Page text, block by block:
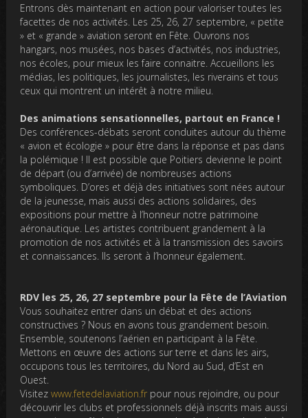
Entrons dès maintenant en action pour valoriser toutes les
facettes de nos activités. Les 25, 26, 27 septembre, « petite
» et « grande » aviation seront en Fête. Ouvrons nos
hangars, nos musées, nos bases d’activités, nos industries,
nos écoles, pour mieux les faire connaitre. Accueillons les
médias, les politiques, les journalistes, les riverains et tous
ceux qui montrent un intérêt à notre milieu.
Des animations sensationnelles, partout en France !
Des conférences-débats seront conduites autour du thème
« avion et écologie » pour être dans la réponse et pas dans
la polémique ! Il est possible que Poitiers devienne le point
de départ (ou d’arrivée) de nombreuses actions
symboliques. D’ores et déjà des initiatives sont nées autour
de la jeunesse, mais aussi des actions solidaires, des
expositions pour mettre à l’honneur notre patrimoine
aéronautique. Les artistes contribuent grandement à la
promotion de nos activités et à la transmission des savoirs
et connaissances. Ils seront à l’honneur également.
RDV les 25, 26, 27 septembre pour la Fête de l’Aviation
Vous souhaitez entrer dans un débat et des actions
constructives ? Nous en avons tous grandement besoin.
Ensemble, soutenons l’aérien en participant à la Fête.
Mettons en œuvre des actions sur terre et dans les airs,
occupons tous les territoires, du Nord au Sud, d’Est en
Ouest.
Visitezwww.fetedelaviation.fr pour nous rejoindre, ou pour
découvrir les clubs et professionnels déjà inscrits mais aussi